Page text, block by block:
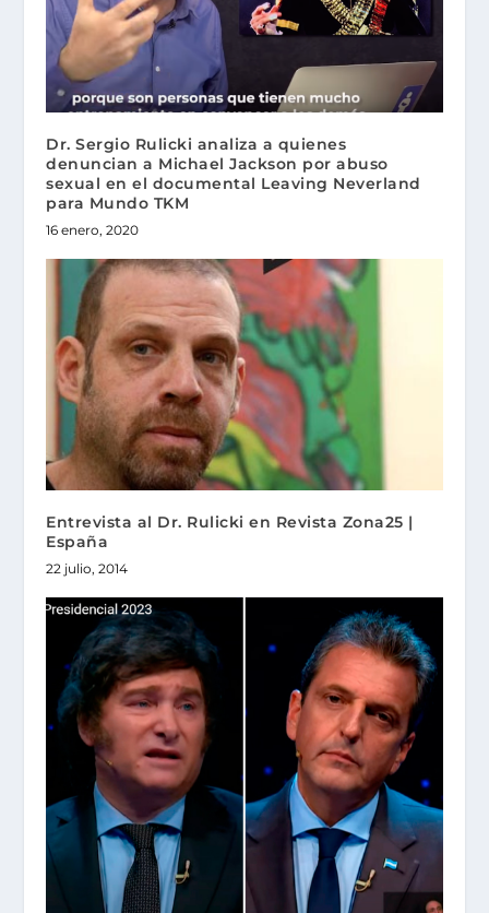
Dr. Sergio Rulicki analiza a quienes
denuncian a Michael Jackson por abuso
sexual en el documental Leaving Neverland
para Mundo TKM
16 enero, 2020
Entrevista al Dr. Rulicki en Revista Zona25 |
España
22 julio, 2014